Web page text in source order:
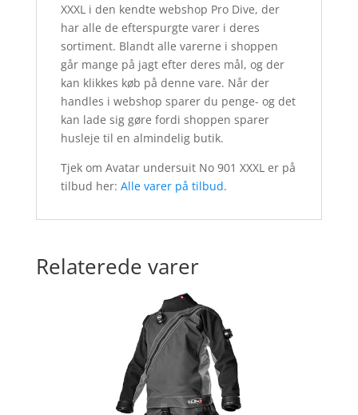
XXXL i den kendte webshop Pro Dive, der
har alle de efterspurgte varer i deres
sortiment. Blandt alle varerne i shoppen
går mange på jagt efter deres mål, og der
kan klikkes køb på denne vare. Når der
handles i webshop sparer du penge- og det
kan lade sig gøre fordi shoppen sparer
husleje til en almindelig butik.
Tjek om Avatar undersuit No 901 XXXL er på
tilbud her: Alle varer på tilbud.
Relaterede varer